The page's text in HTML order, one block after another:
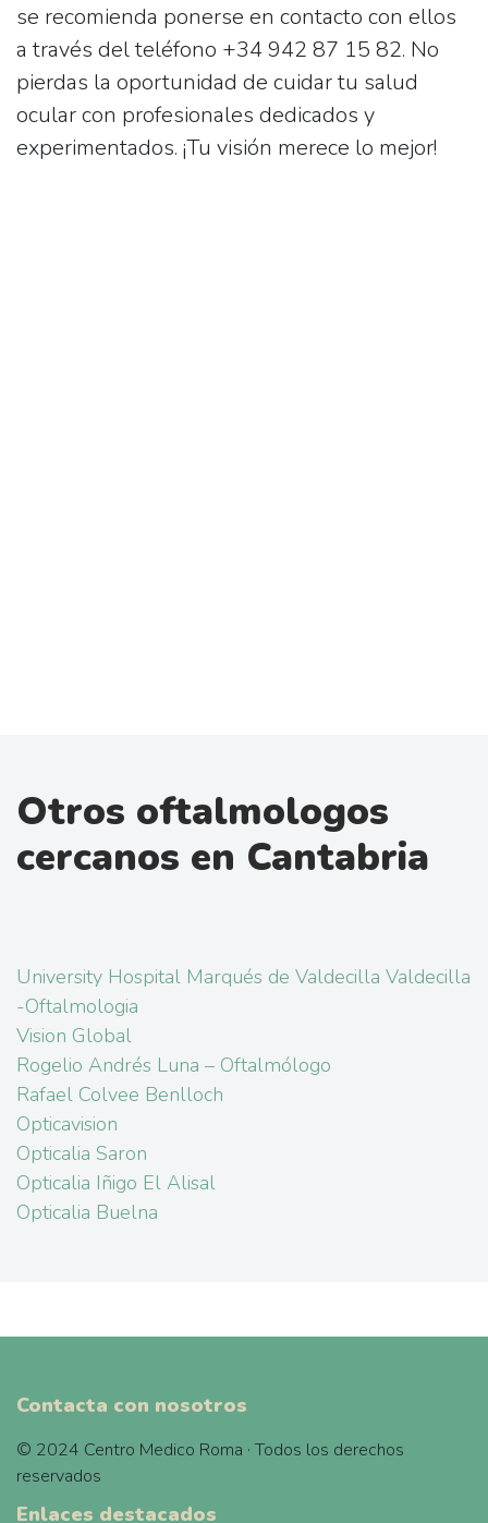
se recomienda ponerse en contacto con ellos
a través del teléfono +34 942 87 15 82. No
pierdas la oportunidad de cuidar tu salud
ocular con profesionales dedicados y
experimentados. ¡Tu visión merece lo mejor!
Otros oftalmologos
cercanos en Cantabria
University Hospital Marqués de Valdecilla Valdecilla
-Oftalmologia
Vision Global
Rogelio Andrés Luna – Oftalmólogo
Rafael Colvee Benlloch
Opticavision
Opticalia Saron
Opticalia Iñigo El Alisal
Opticalia Buelna
Contacta con nosotros
© 2024 Centro Medico Roma · Todos los derechos
reservados
Enlaces destacados